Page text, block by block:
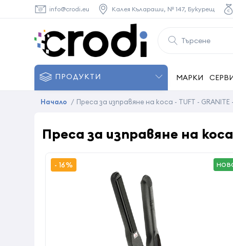
info@crodi.eu Калея Кълараши, № 147, Букурещ
ПРОДУКТИ МАРКИ
Начало / Преса за изправяне на коса - TUFT - GRANITE
Преса за изправяне на
- 16%